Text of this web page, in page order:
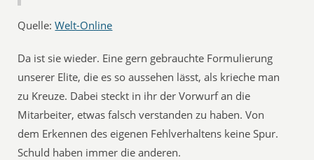
Quelle:Welt-Online
Da ist sie wieder. Eine gern gebrauchte Formulierung
unserer Elite, die es so aussehen lässt, als krieche man
zu Kreuze. Dabei steckt in ihr der Vorwurf an die
Mitarbeiter, etwas falsch verstanden zu haben. Von
dem Erkennen des eigenen Fehlverhaltens keine Spur.
Schuld haben immer die anderen.